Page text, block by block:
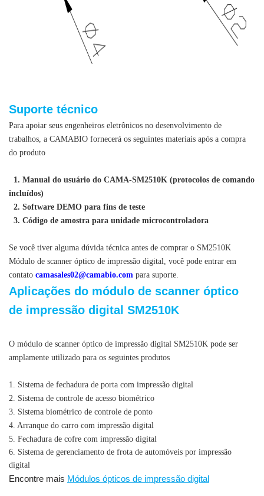
Suporte técnico
Para apoiar seus engenheiros eletrônicos no desenvolvimento de
trabalhos, a CAMABIO fornecerá os seguintes materiais após a compra
do produto
1. Manual do usuário do CAMA-SM2510K (protocolos de comando
incluídos)
2. Software DEMO para fins de teste
3. Código de amostra para unidade microcontroladora
Se você tiver alguma dúvida técnica antes de comprar o SM2510K
Módulo de scanner óptico de impressão digital, você pode entrar em
contato camasales02@camabio.com para suporte.
Aplicações do módulo de scanner óptico
de impressão digital SM2510K
O módulo de scanner óptico de impressão digital SM2510K pode ser
amplamente utilizado para os seguintes produtos
1. Sistema de fechadura de porta com impressão digital
2. Sistema de controle de acesso biométrico
3. Sistema biométrico de controle de ponto
4. Arranque do carro com impressão digital
5. Fechadura de cofre com impressão digital
6. Sistema de gerenciamento de frota de automóveis por impressão
digital
Encontre mais Módulos ópticos de impressão digital